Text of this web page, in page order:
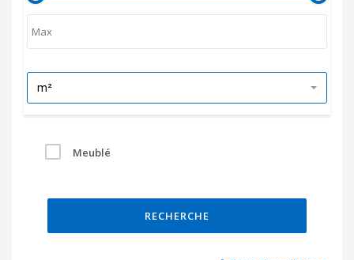
m²
Meublé
RECHERCHE